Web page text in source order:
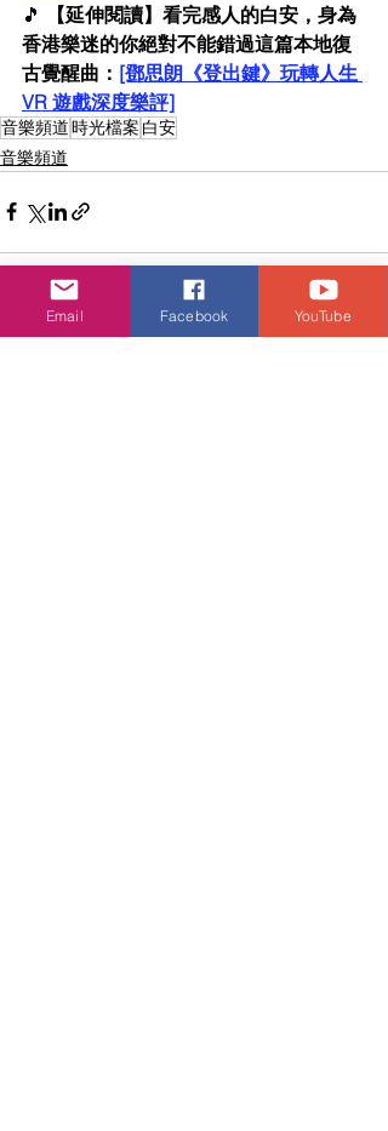
🎵
【延伸閱讀】看完感人的白安，身為
香港樂迷的你絕對不能錯過這篇本地復
古覺醒曲： [鄧思朗《登出鍵》玩轉人生
VR 遊戲深度樂評]
音樂頻道時光檔案 白安
音樂頻道
Email Facebook YouTube